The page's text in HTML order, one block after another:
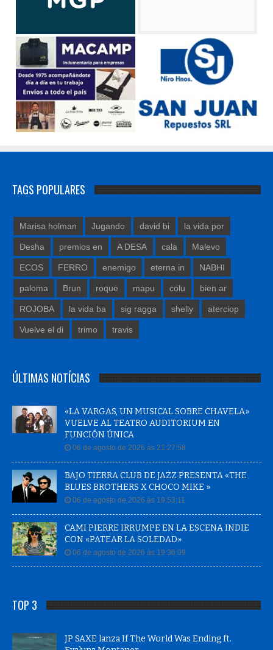
TAGS POPULARES
Marisa holman Jugando david bi la vida por
Desha premios en A DESA cala Malevo
ECOS FERRO enemigo eterna in NABHI
paloma Brun roque mapu colu bien ar
ROJOBA la vida ba sig ragga shelly aterciop
Vuelve el di trimo travis
ÚLTIMAS NOTÍCIAS
«LA VARGAS, UN MUSICAL SOBRE CHAVELA»
VUELVE AL TEATRO AUDITORIUM EN
FUNCIÓN ÚNICA
06 de agosto de 2026 às 21:27:58
BAJO TIERRA CLUB DE JAZZ PRESENTA «THE
BLUES BROTHERS X CHOCO MIKE »
06 de agosto de 2026 às 19:53:11
CAMI PIERRE IRRUMPE EN LA ESCENA INDIE
CON «PATEAR LA SOLEDAD»
06 de agosto de 2026 às 19:36:09
TOP 3
JP SAXE lanza If The World Was Ending ft.